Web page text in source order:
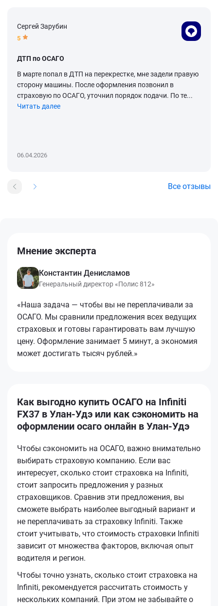
Сергей Зарубин
5
ДТП по ОСАГО
В марте попал в ДТП на перекрестке, мне задели правую
сторону машины. После оформления позвонил в
страховую по ОСАГО, уточнил порядок подачи. По те...
Читать далее
06.04.2026
Все отзывы
Мнение эксперта
Константин Денисламов
Генеральный директор «Полис 812»
«Наша задача — чтобы вы не переплачивали за
ОСАГО. Мы сравнили предложения всех ведущих
страховых и готовы гарантировать вам лучшую
цену. Оформление занимает 5 минут, а экономия
может достигать тысяч рублей.»
Как выгодно купить ОСАГО на Infiniti
FX37 в Улан-Удэ или как сэкономить на
оформлении осаго онлайн в Улан-Удэ
Чтобы сэкономить на ОСАГО, важно внимательно
выбирать страховую компанию. Если вас
интересует, сколько стоит страховка на Infiniti,
стоит запросить предложения у разных
страховщиков. Сравнив эти предложения, вы
сможете выбрать наиболее выгодный вариант и
не переплачивать за страховку Infiniti. Также
стоит учитывать, что стоимость страховки Infiniti
зависит от множества факторов, включая опыт
водителя и регион.
Чтобы точно узнать, сколько стоит страховка на
Infiniti, рекомендуется рассчитать стоимость у
нескольких компаний. При этом не забывайте о